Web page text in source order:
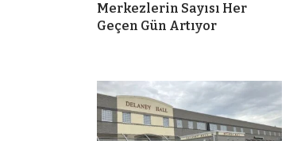
Merkezlerin Sayısı Her
Geçen Gün Artıyor